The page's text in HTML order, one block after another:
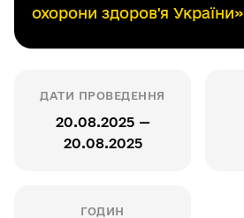
охорони здоров'я України»
ДАТИ ПРОВЕДЕННЯ
20.08.2025 —
20.08.2025
ГОДИН